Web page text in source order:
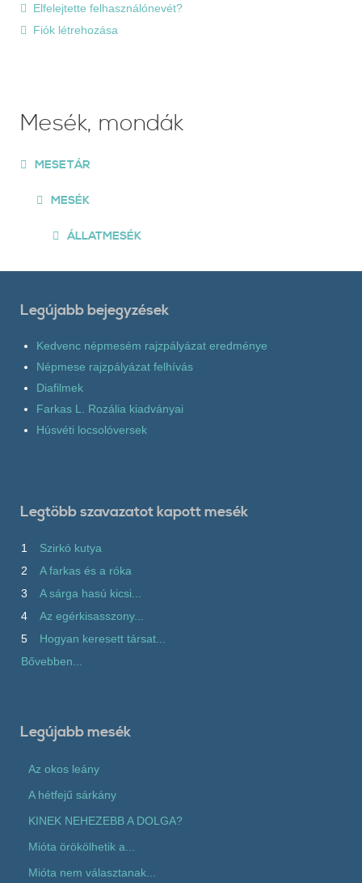
Elfelejtette felhasználónevét?
Fiók létrehozása
Mesék, mondák
MESETÁR
MESÉK
ÁLLATMESÉK
Legújabb bejegyzések
Kedvenc népmesém rajzpályázat eredménye
Népmese rajzpályázat felhívás
Diafilmek
Farkas L. Rozália kiadványai
Húsvéti locsolóversek
Legtöbb szavazatot kapott mesék
1
Szirkó kutya
2
A farkas és a róka
3
A sárga hasú kicsi...
4
Az egérkisasszony...
5
Hogyan keresett társat...
Bővebben...
Legújabb mesék
Az okos leány
A hétfejű sárkány
KINEK NEHEZEBB A DOLGA?
Mióta örökölhetik a...
Mióta nem választanak...